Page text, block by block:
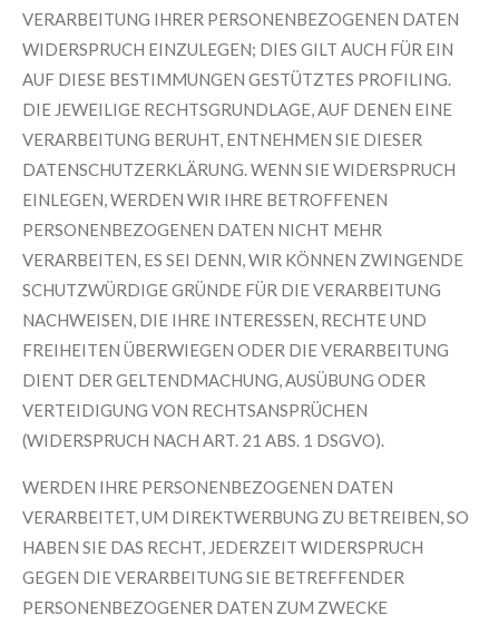
VERARBEITUNG IHRER PERSONENBEZOGENEN DATEN
WIDERSPRUCH EINZULEGEN; DIES GILT AUCH FÜR EIN
AUF DIESE BESTIMMUNGEN GESTÜTZTES PROFILING.
DIE JEWEILIGE RECHTSGRUNDLAGE, AUF DENEN EINE
VERARBEITUNG BERUHT, ENTNEHMEN SIE DIESER
DATENSCHUTZERKLÄRUNG. WENN SIE WIDERSPRUCH
EINLEGEN, WERDEN WIR IHRE BETROFFENEN
PERSONENBEZOGENEN DATEN NICHT MEHR
VERARBEITEN, ES SEI DENN, WIR KÖNNEN ZWINGENDE
SCHUTZWÜRDIGE GRÜNDE FÜR DIE VERARBEITUNG
NACHWEISEN, DIE IHRE INTERESSEN, RECHTE UND
FREIHEITEN ÜBERWIEGEN ODER DIE VERARBEITUNG
DIENT DER GELTENDMACHUNG, AUSÜBUNG ODER
VERTEIDIGUNG VON RECHTSANSPRÜCHEN
(WIDERSPRUCH NACH ART. 21 ABS. 1 DSGVO).
WERDEN IHRE PERSONENBEZOGENEN DATEN
VERARBEITET, UM DIREKTWERBUNG ZU BETREIBEN, SO
HABEN SIE DAS RECHT, JEDERZEIT WIDERSPRUCH
GEGEN DIE VERARBEITUNG SIE BETREFFENDER
PERSONENBEZOGENER DATEN ZUM ZWECKE